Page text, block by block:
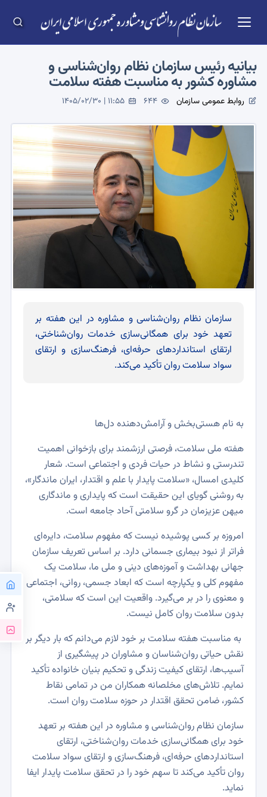
بیانیه رئیس سازمان نظام روان‌شناسی و
مشاوره کشور به مناسبت هفته سلامت
روابط عمومی سازمان 644
1405/02/30 | 11:55
سازمان نظام روان‌شناسی و مشاوره در این هفته بر
تعهد خود برای همگانی‌سازی خدمات روان‌شناختی،
ارتقای استانداردهای حرفه‌ای، فرهنگ‌سازی و ارتقای
سواد سلامت روان تأکید می‌کند.
به نام هستی‌بخش و آرامش‌دهنده دل‌ها
هفته ملی سلامت، فرصتی ارزشمند برای بازخوانی اهمیت
تندرستی و نشاط در حیات فردی و اجتماعی است. شعار
کلیدی امسال، «سلامت پایدار با علم و اقتدار، ایران ماندگار»،
به روشنی گویای این حقیقت است که پایداری و ماندگاری
میهن عزیزمان در گرو سلامتی آحاد جامعه است.
امروزه بر کسی پوشیده نیست که مفهوم سلامت، دایره‌ای
فراتر از نبود بیماری جسمانی دارد. بر اساس تعریف سازمان
جهانی بهداشت و آموزه‌های دینی و ملی ما، سلامت یک
مفهوم کلی و یکپارچه است که ابعاد جسمی، روانی، اجتماعی
و معنوی را در بر می‌گیرد. واقعیت این است که سلامتی،
بدون سلامت روان کامل نیست.
به مناسبت هفته سلامت بر خود لازم می‌دانم که بار دیگر بر
نقش حیاتی روان‌شناسان و مشاوران در پیشگیری از
آسیب‌ها، ارتقای کیفیت زندگی و تحکیم بنیان خانواده تأکید
نمایم. تلاش‌های مخلصانه همکاران من در تمامی نقاط
کشور، ضامن تحقق اقتدار در حوزه سلامت روان است.
سازمان نظام روان‌شناسی و مشاوره در این هفته بر تعهد
خود برای همگانی‌سازی خدمات روان‌شناختی، ارتقای
استانداردهای حرفه‌ای، فرهنگ‌سازی و ارتقای سواد سلامت
روان تأکید می‌کند تا سهم خود را در تحقق سلامت پایدار ایفا
نماید.